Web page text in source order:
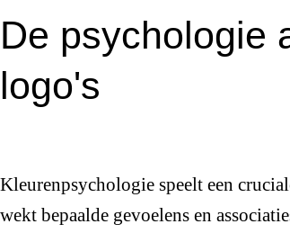
De psychologie
logo's
Kleurenpsychologie speelt een
wekt bepaalde gevoelens en